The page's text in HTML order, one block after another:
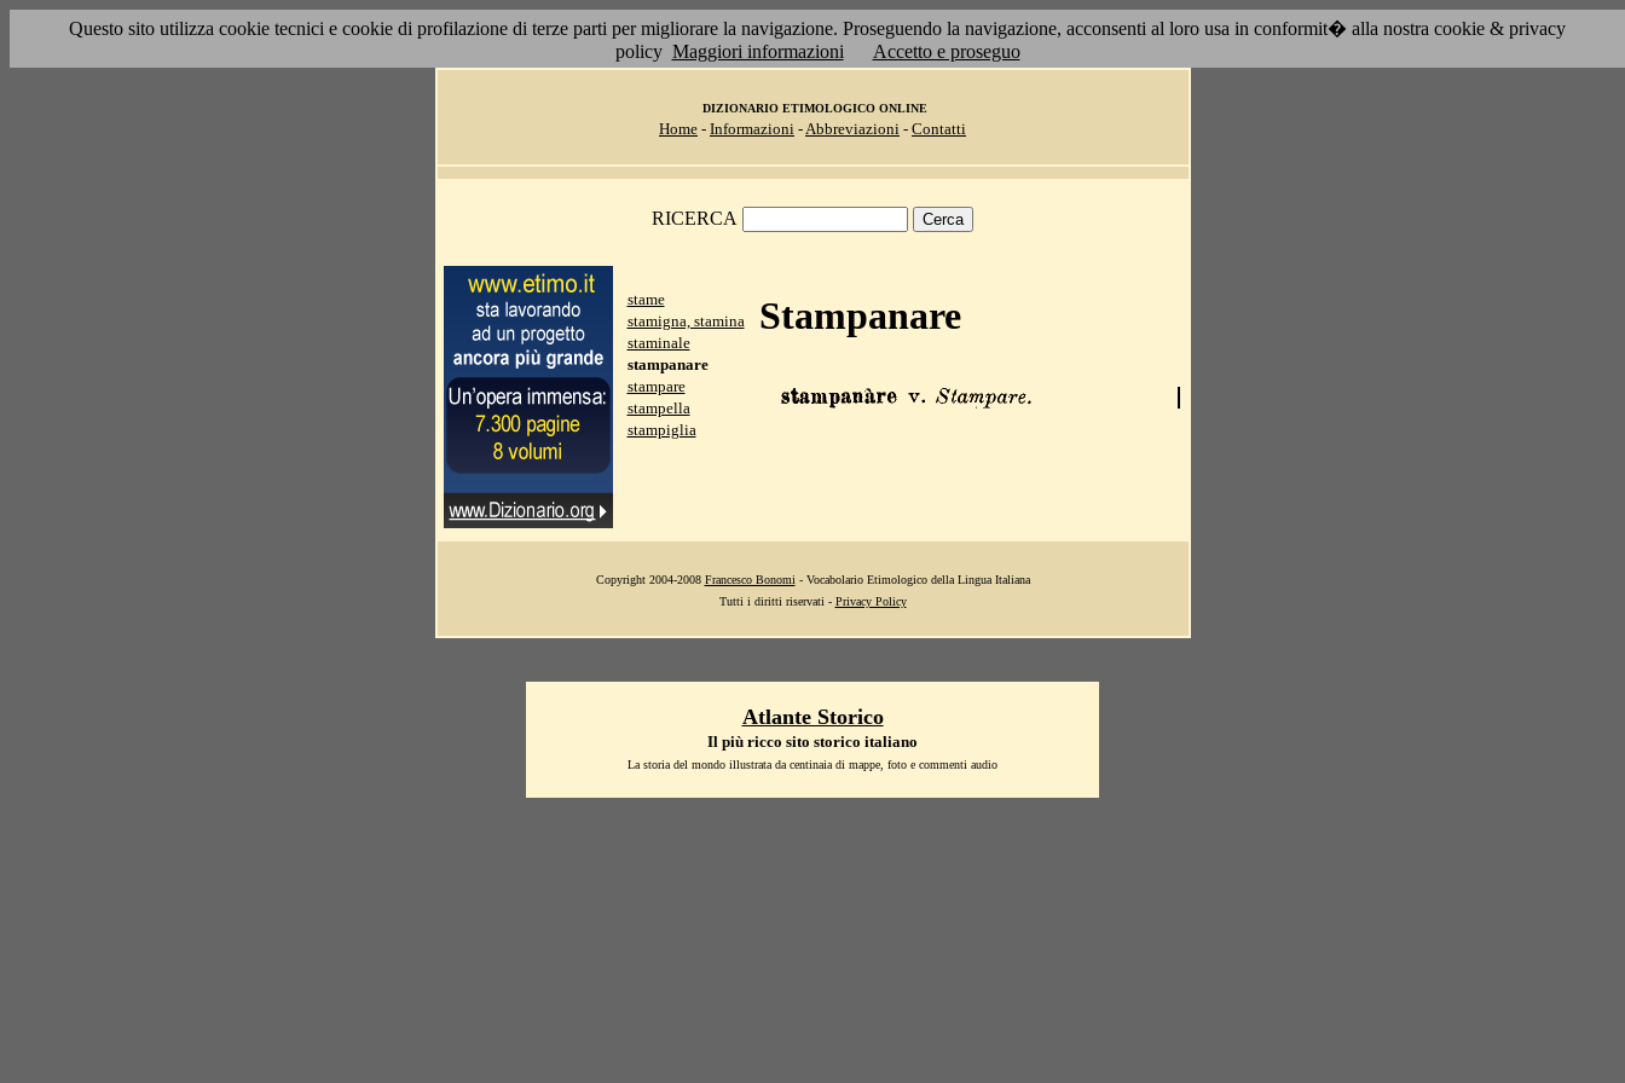
Questo sito utilizza cookie tecnici e cookie di profilazione di terze parti per migliorare la navigazione. Proseguendo la navigazione, acconsenti al loro usa in conformit� alla nostra cookie & privacy
policy Maggiori informazioni Accetto e proseguo
DIZIONARIO ETIMOLOGICO ONLINE
Home - Informazioni -Abbreviazioni - Contatti
RICERCA
stame
stamigna, stamina
staminale
stampanare
stampare
stampella
stampiglia
Stampanare
Copyright 2004-2008 Francesco Bonomi - Vocabolario Etimologico della Lingua Italiana
Tutti i diritti riservati - Privacy Policy
Atlante Storico
Il più ricco sito storico italiano
La storia del mondo illustrata da centinaia di mappe, foto e commenti audio